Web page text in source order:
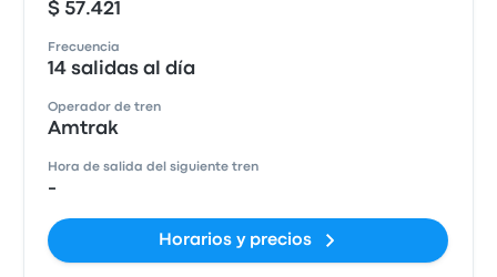
$ 57.421
Frecuencia
14 salidas al día
Operador de tren
Amtrak
Hora de salida del siguiente tren
-
Horarios y precios